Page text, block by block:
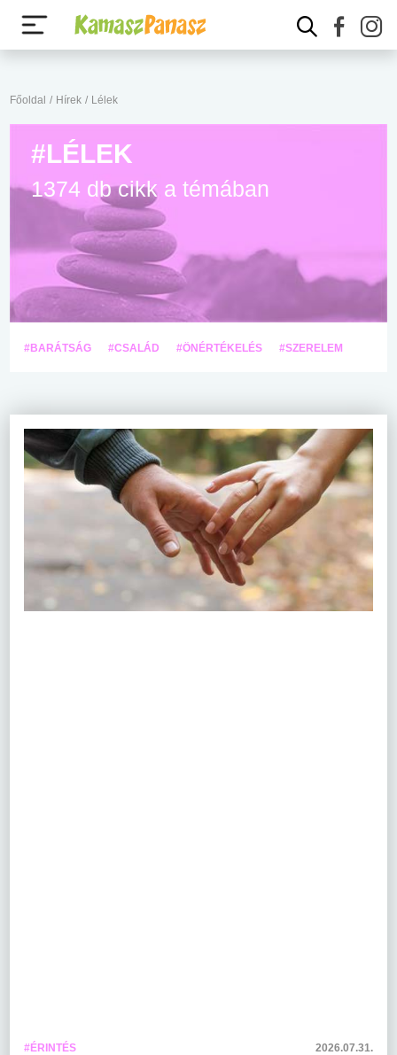
Főoldal / Hírek / Lélek
#LÉLEK
1374 db cikk a témában
#BARÁTSÁG #CSALÁD #ÖNÉRTÉKELÉS #SZERELEM
#ÉRINTÉS 2026.07.31.